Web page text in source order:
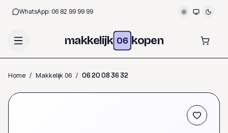
WhatsApp: 06 82 99 99 99
makkelijk 06 kopen
Home / Makkelijk 06 / 0620083632